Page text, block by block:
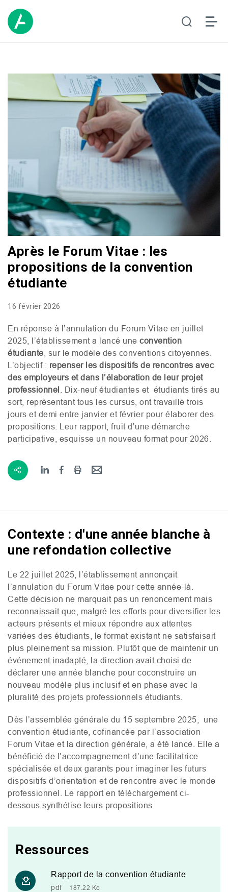
Après le Forum Vitae : les
propositions de la convention
étudiante
16 février 2026
En réponse à l’annulation du Forum Vitae en juillet
2025, l’établissement a lancé une convention
étudiante , sur le modèle des conventions citoyennes.
L’objectif : repenser les dispositifs de rencontres avec
des employeurs et dans l’élaboration de leur projet
professionnel . Dix-neuf étudiantes et étudiants tirés au
sort, représentant tous les cursus, ont travaillé trois
jours et demi entre janvier et février pour élaborer des
propositions. Leur rapport, fruit d’une démarche
participative, esquisse un nouveau format pour 2026.
Contexte : d'une année blanche à
une refondation collective
Le 22 juillet 2025, l’établissement annonçait
l’annulation du Forum Vitae pour cette année-là.
Cette décision ne marquait pas un renoncement mais
reconnaissait que, malgré les efforts pour diversifier les
acteurs présents et mieux répondre aux attentes
variées des étudiants, le format existant ne satisfaisait
plus pleinement sa mission. Plutôt que de maintenir un
événement inadapté, la direction avait choisi de
déclarer une année blanche pour coconstruire un
nouveau modèle plus inclusif et en phase avec la
pluralité des projets professionnels étudiants.
Dès l’assemblée générale du 15 septembre 2025, une
convention étudiante, cofinancée par l’association
Forum Vitae et la direction générale, a été lancé. Elle a
bénéficié de l’accompagnement d’une facilitatrice
spécialisée et deux garants pour imaginer les futurs
dispositifs d’orientation et de rencontre avec le monde
professionnel. Le rapport en téléchargement ci-
dessous synthétise leurs propositions.
Ressources
Rapport de la convention étudiante
pdf 187.22 Ko